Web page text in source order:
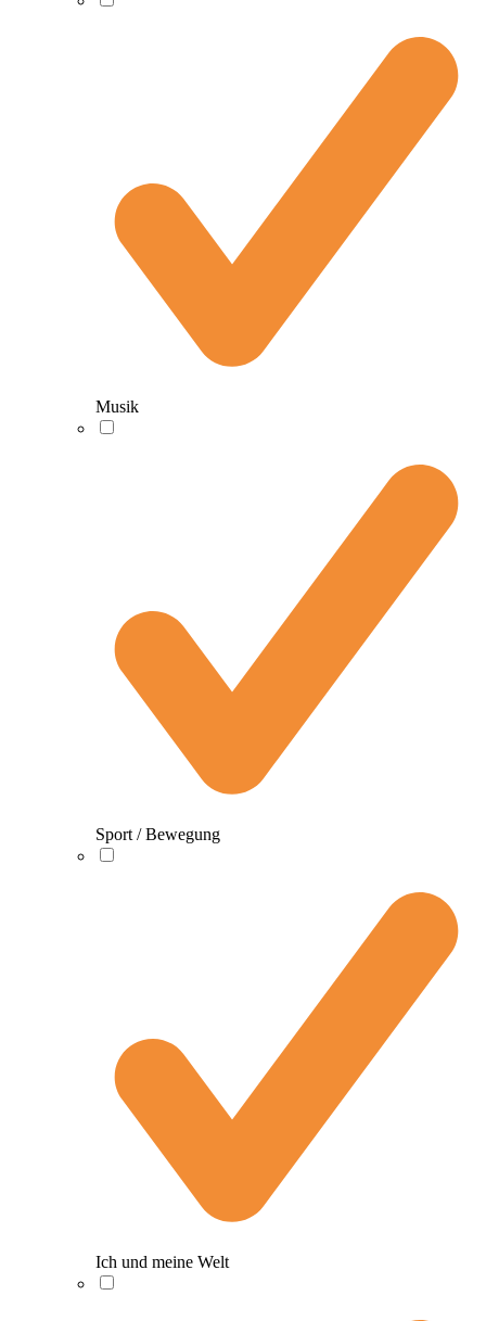
Musik
Sport / Bewegung
Ich und meine Welt